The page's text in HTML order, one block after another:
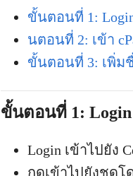
ขั้นตอนที่ 1: Login
นตอนที่ 2: เข้า
ขั้นตอนที่ 3: เพิ่ม
ขั้นตอนที่ 1: Login
Login เข้าไปยัง
กดเข้าไปยังชุดโ